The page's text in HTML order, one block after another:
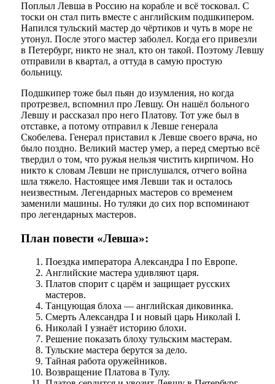
Поплыл Левша в Россию на корабле и всё тосковал. С
тоски он стал пить вместе с английским подшкипером.
Напился тульский мастер до чёртиков и чуть в море не
утонул. После этого мастер заболел. Когда его привезли
в Петербург, никто не знал, кто он такой. Поэтому Левшу
отправили в квартал, а оттуда в самую простую
больницу.
Подшкипер тоже был пьян до изумления, но когда
протрезвел, вспомнил про Левшу. Он нашёл больного
Левшу и рассказал про него Платову. Тот уже был в
отставке, а потому отправил к Левше генерала
Скобелева. Генерал приставил к Левше своего врача, но
было поздно. Великий мастер умер, а перед смертью всё
твердил о том, что ружья нельзя чистить кирпичом. Но
никто к словам Левши не прислушался, отчего война
шла тяжело. Настоящее имя Левши так и осталось
неизвестным. Легендарных мастеров со временем
заменили машины. Но туляки до сих пор вспоминают
про легендарных мастеров.
План повести «Левша»:
Поездка императора Александра I по Европе.
Английские мастера удивляют царя.
Платов спорит с царём и защищает русских
мастеров.
Танцующая блоха — английская диковинка.
Смерть Александра I и новый царь Николай I.
Николай I узнаёт историю блохи.
Решение показать блоху тульским мастерам.
Тульские мастера берутся за дело.
Тайная работа оружейников.
Возвращение Платова в Тулу.